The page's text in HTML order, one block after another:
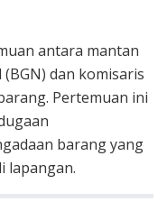
antara mantan
dan komisaris
Pertemuan ini
barang yang
lapangan.